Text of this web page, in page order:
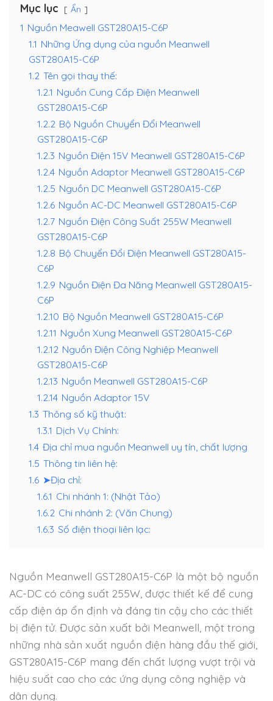
Mục lục Ẩn
1 Nguồn Meawell GST280A15-C6P
1.1 Những Ứng dụng của nguồn Meanwell
GST280A15-C6P
1.2 Tên gọi thay thế:
1.2.1 Nguồn Cung Cấp Điện Meanwell
GST280A15-C6P
1.2.2 Bộ Nguồn Chuyển Đổi Meanwell
GST280A15-C6P
1.2.3 Nguồn Điện 15V Meanwell GST280A15-C6P
1.2.4 Nguồn Adaptor Meanwell GST280A15-C6P
1.2.5 Nguồn DC Meanwell GST280A15-C6P
1.2.6 Nguồn AC-DC Meanwell GST280A15-C6P
1.2.7 Nguồn Điện Công Suất 255W Meanwell
GST280A15-C6P
1.2.8 Bộ Chuyển Đổi Điện Meanwell GST280A15-
C6P
1.2.9 Nguồn Điện Đa Năng Meanwell GST280A15-
C6P
1.2.10 Bộ Nguồn Meanwell GST280A15-C6P
1.2.11 Nguồn Xung Meanwell GST280A15-C6P
1.2.12 Nguồn Điện Công Nghiệp Meanwell
GST280A15-C6P
1.2.13 Nguồn Meanwell GST280A15-C6P
1.2.14 Nguồn Adaptor 15V
1.3 Thông số kỹ thuật:
1.3.1 Dịch Vụ Chính:
1.4 Địa chỉ mua nguồn Meanwell uy tín, chất lượng
1.5 Thông tin liên hệ:
1.6 ➤Địa chỉ:
1.6.1 Chi nhánh 1: (Nhật Tảo)
1.6.2 Chi nhánh 2: (Văn Chung)
1.6.3 Số điện thoại liên lạc:
Nguồn Meanwell GST280A15-C6P là một bộ nguồn
AC-DC có công suất 255W, được thiết kế để cung
cấp điện áp ổn định và đáng tin cậy cho các thiết
bị điện tử. Được sản xuất bởi Meanwell, một trong
những nhà sản xuất nguồn điện hàng đầu thế giới,
GST280A15-C6P mang đến chất lượng vượt trội và
hiệu suất cao cho các ứng dụng công nghiệp và
dân dụng.